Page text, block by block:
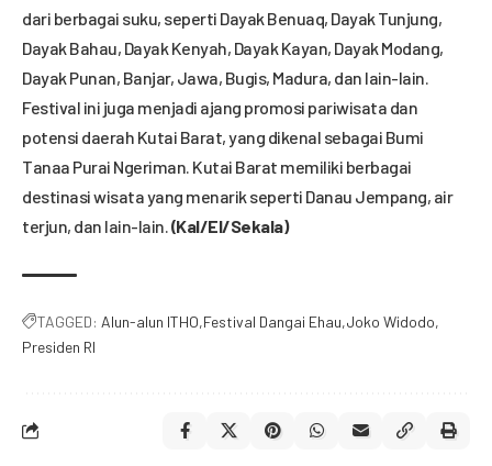
dari berbagai suku, seperti Dayak Benuaq, Dayak Tunjung,
Dayak Bahau, Dayak Kenyah, Dayak Kayan, Dayak Modang,
Dayak Punan, Banjar, Jawa, Bugis, Madura, dan lain-lain.
Festival ini juga menjadi ajang promosi pariwisata dan
potensi daerah Kutai Barat, yang dikenal sebagai Bumi
Tanaa Purai Ngeriman. Kutai Barat memiliki berbagai
destinasi wisata yang menarik seperti Danau Jempang, air
terjun, dan lain-lain. (Kal/El/Sekala)
TAGGED: Alun-alun ITHO Festival Dangai Ehau Joko Widodo
Presiden RI